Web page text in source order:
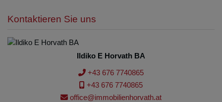
Kontaktieren Sie uns
Ildiko E Horvath BA
+43 676 7740865
+43 676 7740865
office@immobilienhorvath.at